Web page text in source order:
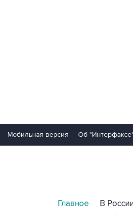
Мобильная версия Об "Интерфаксе"
Главное В